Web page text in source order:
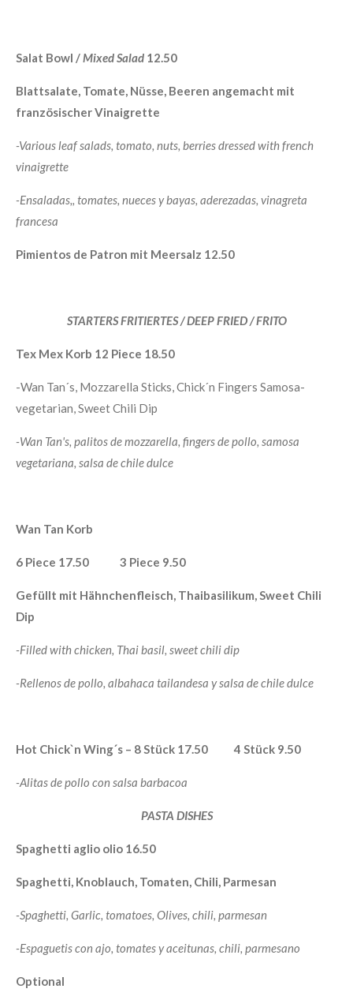
Salat Bowl /Mixed Salad 12.50
Blattsalate, Tomate, Nüsse, Beeren angemacht mit
französischer Vinaigrette
-Various leaf salads, tomato, nuts, berries dressed with french
vinaigrette
-Ensaladas,, tomates, nueces y bayas, aderezadas, vinagreta
francesa
Pimientos de Patron mit Meersalz 12.50
STARTERS FRITIERTES / DEEP FRIED / FRITO
Tex Mex Korb 12 Piece 18.50
-Wan Tan´s, Mozzarella Sticks, Chick´n Fingers Samosa-
vegetarian, Sweet Chili Dip
-Wan Tan's, palitos de mozzarella, fingers de pollo, samosa
vegetariana, salsa de chile dulce
Wan Tan Korb
6 Piece 17.50 3 Piece 9.50
Gefüllt mit Hähnchenfleisch, Thaibasilikum, Sweet Chili
Dip
-Filled with chicken, Thai basil, sweet chili dip
-Rellenos de pollo, albahaca tailandesa y salsa de chile dulce
Hot Chick`n Wing´s – 8 Stück 17.50 4 Stück 9.50
-Alitas de pollo con salsa barbacoa
PASTA DISHES
Spaghetti aglio olio 16.50
Spaghetti, Knoblauch, Tomaten, Chili, Parmesan
-Spaghetti, Garlic, tomatoes, Olives, chili, parmesan
-Espaguetis con ajo, tomates y aceitunas, chili, parmesano
Optional